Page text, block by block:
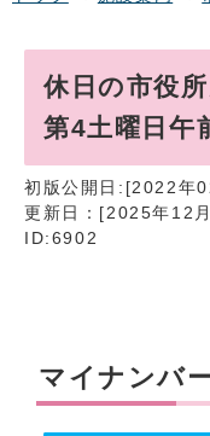
休日の市役
第4土曜日午
初版公開日:[2022年
更新日：[2025年12
ID:6902
マイナンバ